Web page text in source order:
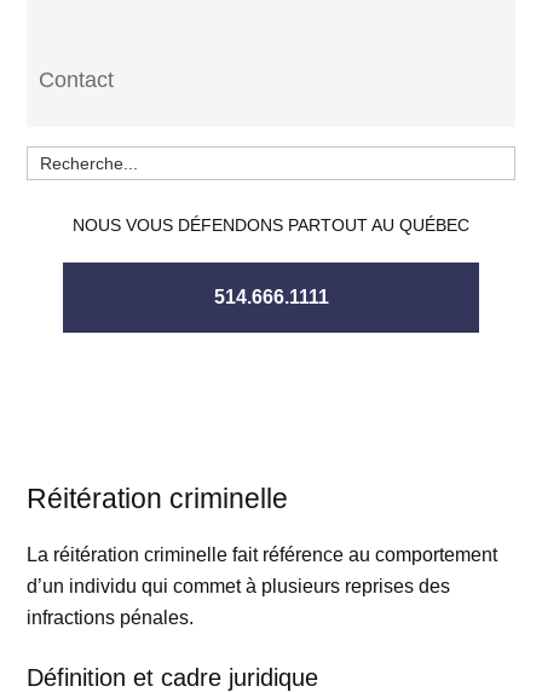
Contact
NOUS VOUS DÉFENDONS PARTOUT AU QUÉBEC
514.666.1111
Réitération criminelle
La réitération criminelle fait référence au comportement
d’un individu qui commet à plusieurs reprises des
infractions pénales.
Définition et cadre juridique